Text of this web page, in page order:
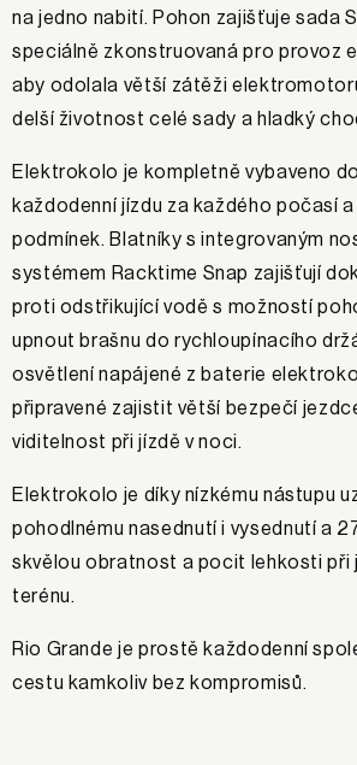
na jedno nabití. Pohon zajišťuje sada
speciálně zkonstruovaná pro provoz
aby odolala větší zátěži
delší životnost celé sady a hladký
Elektrokolo je kompletně vybaveno
každodenní jízdu za každého počasí
podmínek. Blatníky s integrovaným
systémem Racktime Snap zajišťují
proti odstřikující vodě s možností
upnout brašnu do rychloupínacího
osvětlení napájené z baterie
připravené zajistit větší bezpečí
viditelnost při jízdě v noci.
Elektrokolo je díky nízkému nástupu
pohodlnému nasednutí i vysednutí a
skvělou obratnost a pocit lehkosti při
terénu.
Rio Grande je prostě každodenní
cestu kamkoliv bez kompromisů.